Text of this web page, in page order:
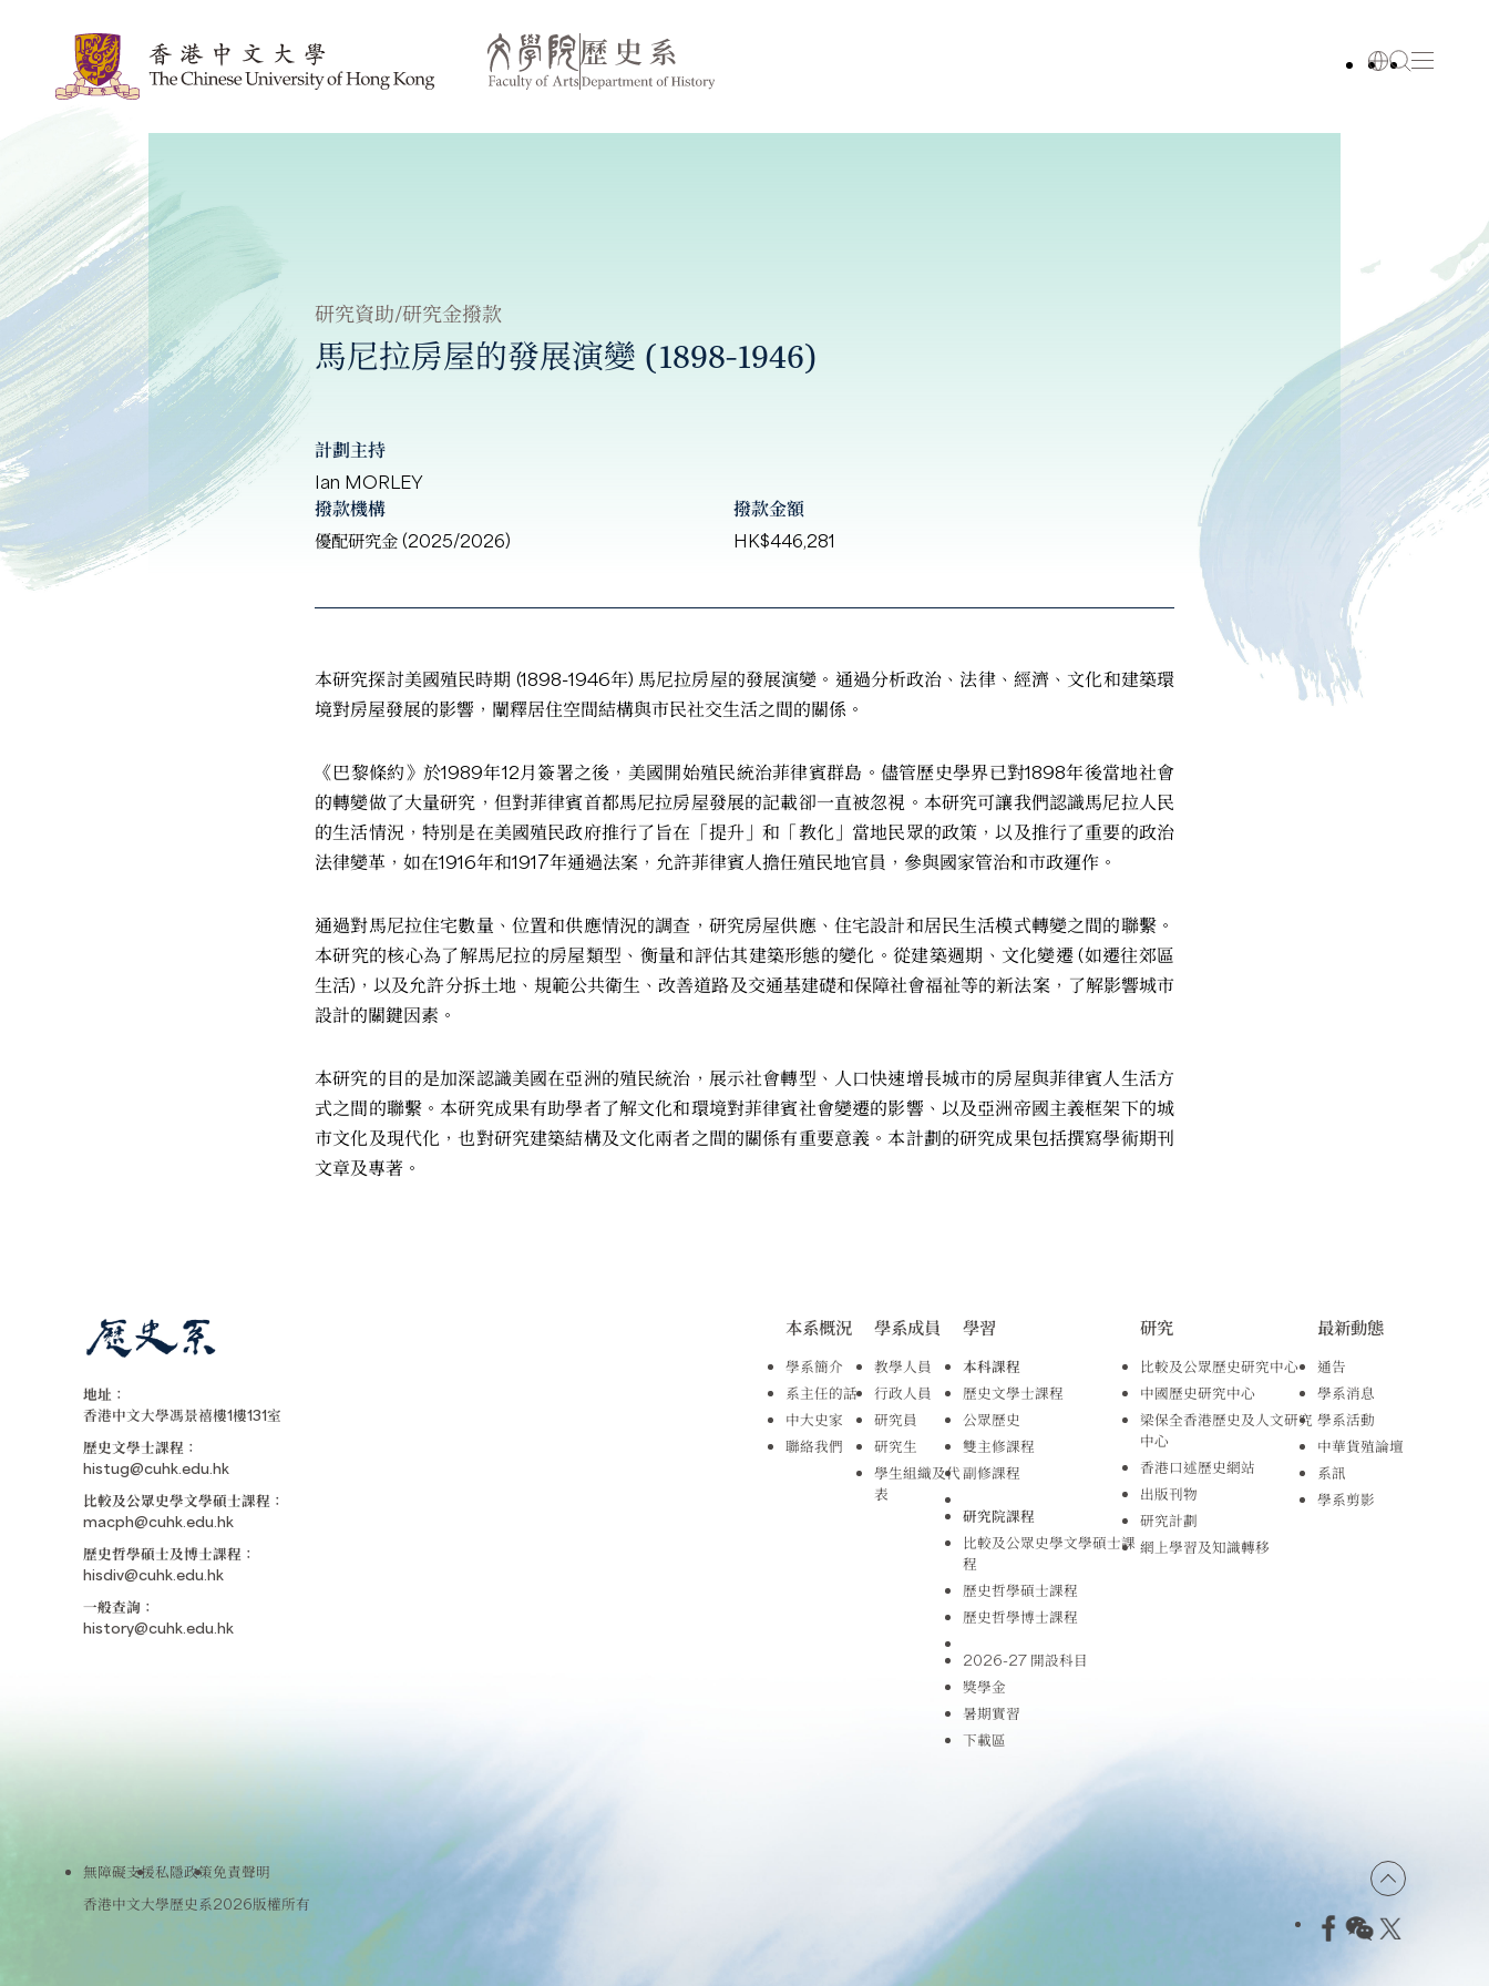
研究資助/研究金撥款
馬尼拉房屋的發展演變 (1898-1946)
計劃主持
Ian MORLEY
撥款機構
優配研究金 (2025/2026)
撥款金額
HK$446,281
本研究探討美國殖民時期 (1898-1946年) 馬尼拉房屋的發展演變。通過分析政治、法律、經濟、文化和建築環
境對房屋發展的影響，闡釋居住空間結構與市民社交生活之間的關係。
《巴黎條約》於1989年12月簽署之後，美國開始殖民統治菲律賓群島。儘管歷史學界已對1898年後當地社會
的轉變做了大量研究，但對菲律賓首都馬尼拉房屋發展的記載卻一直被忽視。本研究可讓我們認識馬尼拉人民
的生活情況，特別是在美國殖民政府推行了旨在「提升」和「教化」當地民眾的政策，以及推行了重要的政治
法律變革，如在1916年和1917年通過法案，允許菲律賓人擔任殖民地官員，參與國家管治和市政運作。
通過對馬尼拉住宅數量、位置和供應情況的調查，研究房屋供應、住宅設計和居民生活模式轉變之間的聯繫。
本研究的核心為了解馬尼拉的房屋類型、衡量和評估其建築形態的變化。從建築週期、文化變遷 (如遷往郊區
生活)，以及允許分拆土地、規範公共衛生、改善道路及交通基建礎和保障社會福祉等的新法案，了解影響城市
設計的關鍵因素。
本研究的目的是加深認識美國在亞洲的殖民統治，展示社會轉型、人口快速增長城市的房屋與菲律賓人生活方
式之間的聯繫。本研究成果有助學者了解文化和環境對菲律賓社會變遷的影響、以及亞洲帝國主義框架下的城
市文化及現代化，也對研究建築結構及文化兩者之間的關係有重要意義。本計劃的研究成果包括撰寫學術期刊
文章及專著。
地址：
香港中文大學馮景禧樓1樓131室
歷史文學士課程：
histug@cuhk.edu.hk
比較及公眾史學文學碩士課程：
macph@cuhk.edu.hk
歷史哲學碩士及博士課程：
hisdiv@cuhk.edu.hk
一般查詢：
history@cuhk.edu.hk
本系概況
學系簡介
系主任的話
中大史家
聯絡我們
學系成員
教學人員
行政人員
研究員
研究生
學生組織及代
表
學習
本科課程
歷史文學士課程
公眾歷史
雙主修課程
副修課程
研究院課程
比較及公眾史學文學碩士課
程
歷史哲學碩士課程
歷史哲學博士課程
2026-27 開設科目
獎學金
暑期實習
下載區
研究
比較及公眾歷史研究中心
中國歷史研究中心
梁保全香港歷史及人文研究
中心
香港口述歷史網站
出版刊物
研究計劃
網上學習及知識轉移
最新動態
通告
學系消息
學系活動
中華貨殖論壇
系訊
學系剪影
無障礙支援私隱政策免責聲明
香港中文大學歷史系2026版權所有